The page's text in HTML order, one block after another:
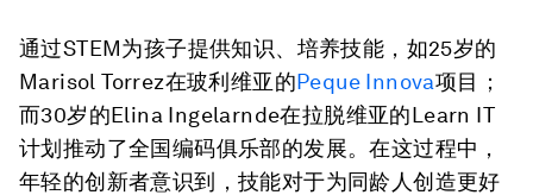
通过STEM为孩子提供知识、培养技能，如25岁的
Marisol Torrez在玻利维亚的Peque Innova项目；
而30岁的Elina Ingelarnde在拉脱维亚的Learn IT
计划推动了全国编码俱乐部的发展。在这过程中，
年轻的创新者意识到，技能对于为同龄人创造更好